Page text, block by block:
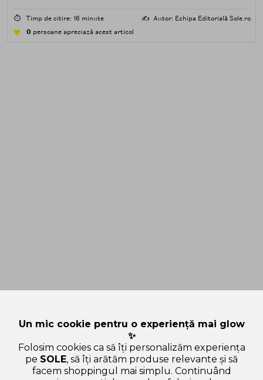
poluare. Al doilea îndepărtează impuritățile solubile în
⏱️ Timp de citire: 16 minute ✍️ Autor: Echipa Editorială Sole.ro
0 persoane apreciază acest articol
Un mic cookie pentru o experiență mai glow
✨
Folosim cookies ca să îți personalizăm experiența
pe SOLE, să îți arătăm produse relevante și să
facem shoppingul mai simplu. Continuând